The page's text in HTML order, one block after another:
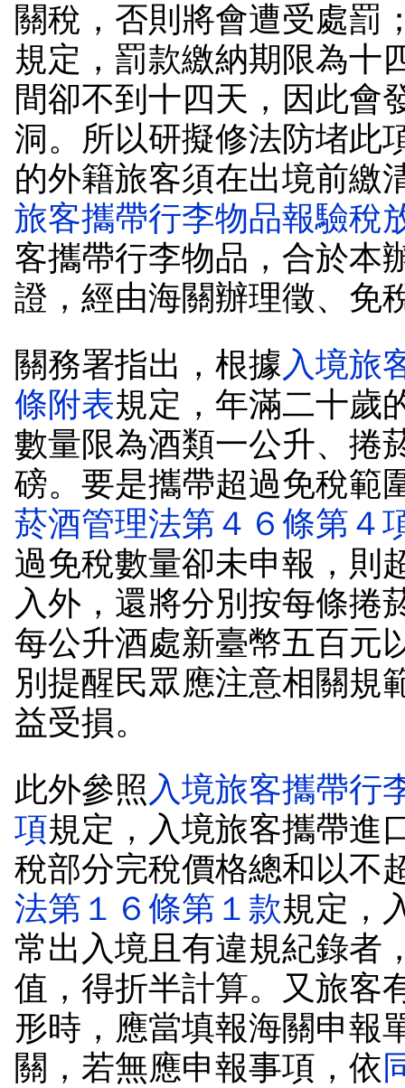
關稅，否則將會遭受處罰
規定，罰款繳納期限為十
間卻不到十四天，因此會
洞。所以研擬修法防堵此
的外籍旅客須在出境前繳
旅客攜帶行李物品報驗稅
客攜帶行李物品，合於本
證，經由海關辦理徵、免
關務署指出，根據入境旅
條附表規定，年滿二十歲
數量限為酒類一公升、捲
磅。要是攜帶超過免稅範
菸酒管理法第４６條第４
過免稅數量卻未申報，則
入外，還將分別按每條捲
每公升酒處新臺幣五百元
別提醒民眾應注意相關規
益受損。
此外參照 入境旅客攜帶行
項規定，入境旅客攜帶進
稅部分完稅價格總和以不
法第１６條第１款規定，
常出入境且有違規紀錄者
值，得折半計算。又旅客
形時，應當填報海關申報
關，若無應申報事項，依